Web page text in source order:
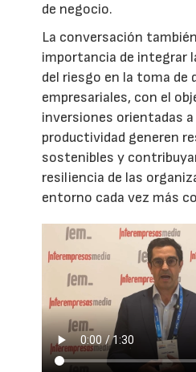
de negocio.
La conversación
importancia de integrar
del riesgo en la toma de
empresariales, con el
inversiones orientadas
productividad generen
sostenibles y
resiliencia de las
entorno cada vez más